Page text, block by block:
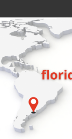
al
contenido